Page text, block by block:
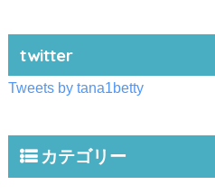
twitter
Tweets by tana1betty
カテゴリー